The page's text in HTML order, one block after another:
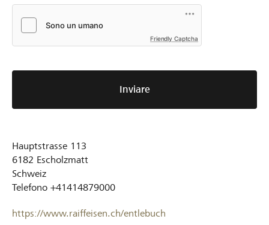
Friendly Captcha
Inviare
Hauptstrasse 113
6182 Escholzmatt
Schweiz
Telefono +41414879000
https://www.raiffeisen.ch/entlebuch